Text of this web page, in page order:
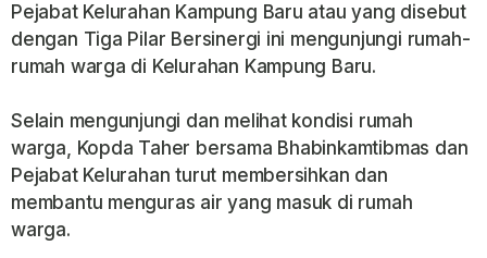
Pejabat Kelurahan Kampung Baru atau yang disebut
dengan Tiga Pilar Bersinergi ini mengunjungi rumah-
rumah warga di Kelurahan Kampung Baru.
Selain mengunjungi dan melihat kondisi rumah
warga, Kopda Taher bersama Bhabinkamtibmas dan
Pejabat Kelurahan turut membersihkan dan
membantu menguras air yang masuk di rumah
warga.